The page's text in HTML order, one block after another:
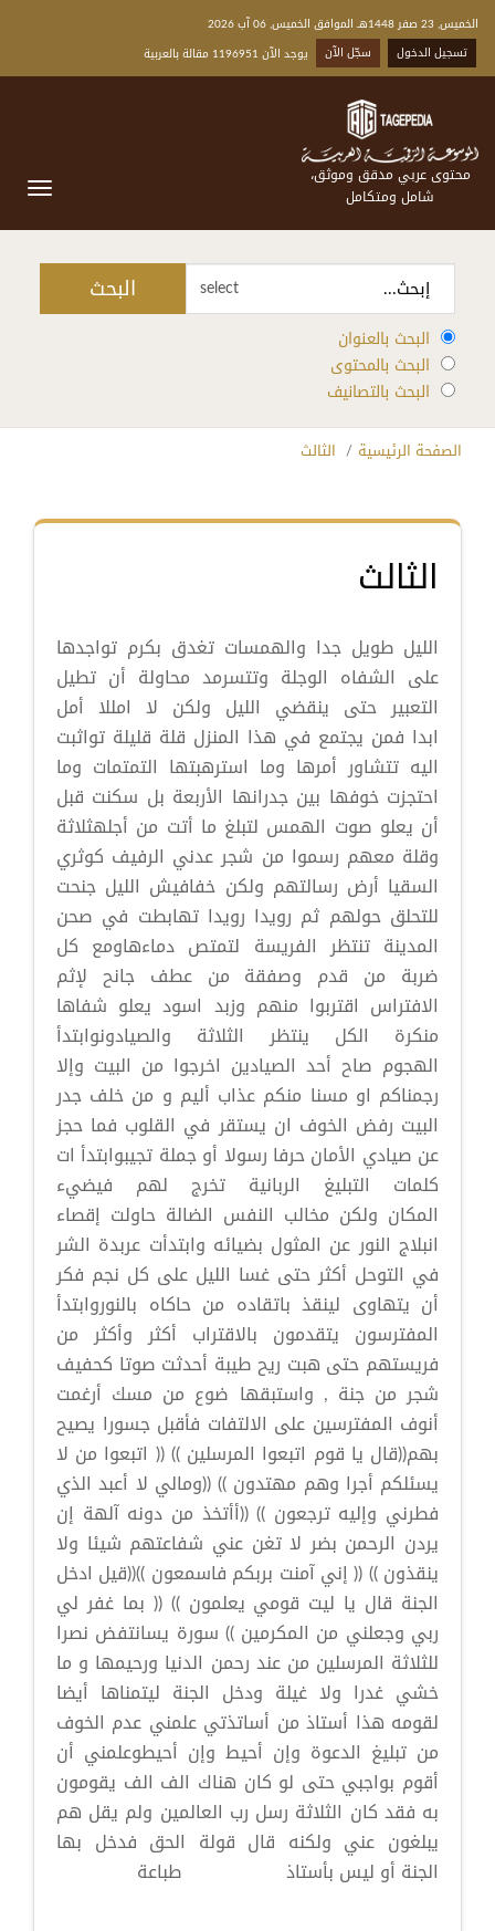
الخميس, 23 صفر 1448هـ الموافق الخميس, 06 آب 2026
تسجيل الدخول
سجّل الآن يوجد الآن 1196951 مقالة بالعربية
محتوى عربي مدقق وموثق،
شامل ومتكامل
select البحث
البحث بالعنوان
البحث بالمحتوى
البحث بالتصانيف
الصفحة الرئيسية الثالث
الثالث
الليل طويل جدا والهمسات تغدق بكرم تواجدها
على الشفاه الوجلة وتتسرمد محاولة أن تطيل
التعبير حتى ينقضي الليل ولكن لا امللا أمل
ابدا فمن يجتمع في هذا المنزل قلة قليلة تواثبت
اليه تتشاور أمرها وما استرهبتها التمتمات وما
احتجزت خوفها بين جدرانها الأربعة بل سكنت قبل
أن يعلو صوت الهمس لتبلغ ما أتت من أجلهثلاثة
وقلة معهم رسموا من شجر عدني الرفيف كوثري
السقيا أرض رسالتهم ولكن خفافيش الليل جنحت
للتحلق حولهم ثم رويدا رويدا تهابطت في صحن
المدينة تنتظر الفريسة لتمتص دماءهاومع كل
ضربة من قدم وصفقة من عطف جانح لإثم
الافتراس اقتربوا منهم وزبد اسود يعلو شفاها
منكرة الكل ينتظر الثلاثة والصيادونوابتدأ
الهجوم صاح أحد الصيادين اخرجوا من البيت وإلا
رجمناكم او مسنا منكم عذاب أليم و من خلف جدر
البيت رفض الخوف ان يستقر في القلوب فما حجز
عن صيادي الأمان حرفا رسولا أو جملة تجيبوابتدأ ات
كلمات التبليغ الربانية تخرج لهم فيضيء
المكان ولكن مخالب النفس الضالة حاولت إقصاء
انبلاج النور عن المثول بضيائه وابتدأت عربدة الشر
في التوحل أكثر حتى غسا الليل على كل نجم فكر
أن يتهاوى لينقذ باتقاده من حاكاه بالنوروابتدأ
المفترسون يتقدمون بالاقتراب أكثر وأكثر من
فريستهم حتى هبت ريح طيبة أحدثت صوتا كحفيف
شجر من جنة , واستبقها ضوع من مسك أرغمت
أنوف المفترسين على الالتفات فأقبل جسورا يصيح
بهم((قال يا قوم اتبعوا المرسلين )) (( اتبعوا من لا
يسئلكم أجرا وهم مهتدون )) ((ومالي لا أعبد الذي
فطرني وإليه ترجعون )) ((أأتخذ من دونه آلهة إن
يردن الرحمن بضر لا تغن عني شفاعتهم شيئا ولا
ينقذون )) (( إني آمنت بربكم فاسمعون ))((قيل ادخل
الجنة قال يا ليت قومي يعلمون )) (( بما غفر لي
ربي وجعلني من المكرمين )) سورة يسانتفض نصرا
للثلاثة المرسلين من عند رحمن الدنيا ورحيمها و ما
خشي غدرا ولا غيلة ودخل الجنة ليتمناها أيضا
لقومه هذا أستاذ من أساتذتي علمني عدم الخوف
من تبليغ الدعوة وإن أحيط وإن أحيطوعلمني أن
أقوم بواجبي حتى لو كان هناك الف الف يقومون
به فقد كان الثلاثة رسل رب العالمين ولم يقل هم
يبلغون عني ولكنه قال قولة الحق فدخل بها
الجنة أو ليس بأستاذ طباعة